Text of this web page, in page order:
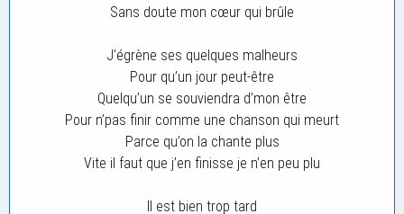
Sans doute mon cœur qui brûle
J’égrène ses quelques malheurs
Pour qu’un jour peut-être
Quelqu’un se souviendra d’mon être
Pour n’pas finir comme une chanson qui meurt
Parce qu’on la chante plus
Vite il faut que j’en finisse je n’en peu plu
Il est bien trop tard